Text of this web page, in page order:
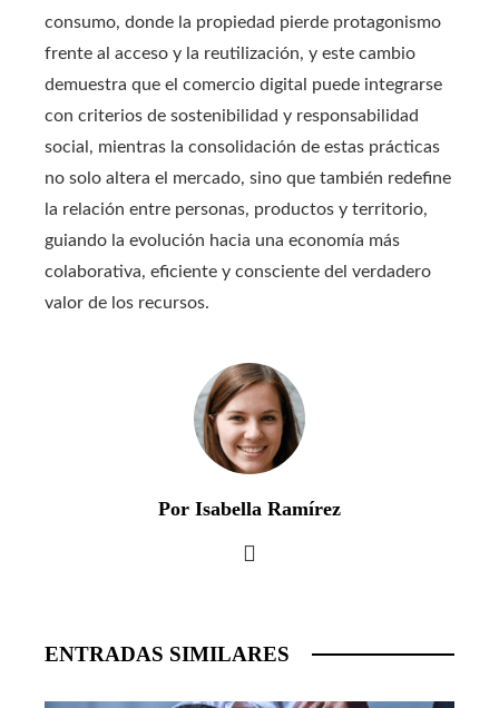
consumo, donde la propiedad pierde protagonismo
frente al acceso y la reutilización, y este cambio
demuestra que el comercio digital puede integrarse
con criterios de sostenibilidad y responsabilidad
social, mientras la consolidación de estas prácticas
no solo altera el mercado, sino que también redefine
la relación entre personas, productos y territorio,
guiando la evolución hacia una economía más
colaborativa, eficiente y consciente del verdadero
valor de los recursos.
Por Isabella Ramírez
ENTRADAS SIMILARES